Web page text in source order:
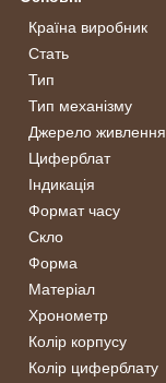
Країна виробник
Стать
Тип
Тип механізму
Джерело живлення
Циферблат
Індикація
Формат часу
Скло
Форма
Матеріал
Хронометр
Колір корпусу
Колір циферблату